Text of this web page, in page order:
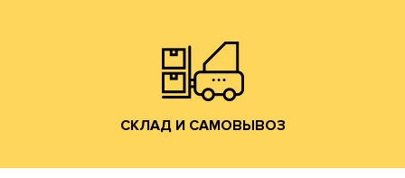
СКЛАД И САМОВЫВОЗ
СКЛАД И САМОВЫВОЗ